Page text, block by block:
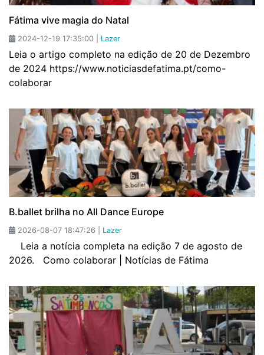
Fátima vive magia do Natal
2024-12-19 17:35:00 | Lazer
Leia o artigo completo na edição de 20 de Dezembro
de 2024 https://www.noticiasdefatima.pt/como-
colaborar
B.ballet brilha no All Dance Europe
2026-08-07 18:47:26 | Lazer
Leia a notícia completa na edição 7 de agosto de
2026. Como colaborar | Notícias de Fátima